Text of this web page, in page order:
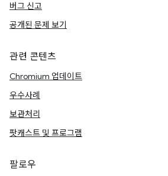
버그 신고
공개된 문제 보기
관련 콘텐츠
Chromium 업데이트
우수사례
보관처리
팟캐스트 및 프로그램
팔로우